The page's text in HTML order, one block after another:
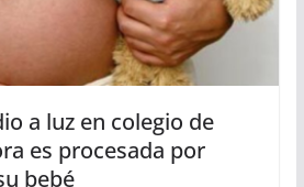
a luz en colegio de
es procesada por
bebé